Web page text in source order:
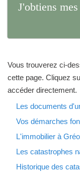
J'obtiens
Vous trouverez ci-
cette page. Cliquez
accéder directement.
Les documents
Vos démarches
L'immobilier à
Les catastrophes
Historique des